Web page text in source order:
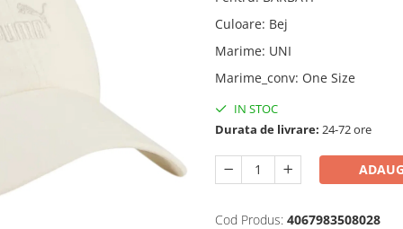
Culoare: Bej
Marime: UNI
Marime_conv: One Size
IN STOC
Durata de livrare: 24-72 ore
Cod Produs: 4067983508028